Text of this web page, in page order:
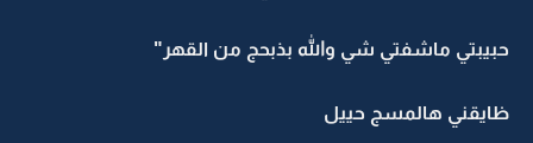
حبيبتي ماشفتي شي والله بذبحج من القهر"
ظايقني هالمسج حييل